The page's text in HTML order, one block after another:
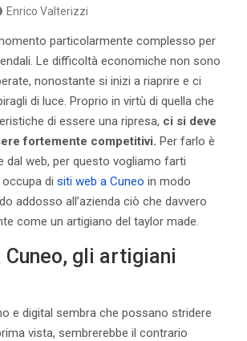
Enrico Valterizzi
particolarmente complesso per
Le difficoltà economiche non sono
nonostante si inizi a riaprire e ci
di luce. Proprio in virtù di quella che
di essere una ripresa, ci si deve
fortemente competitivi. Per farlo è
dal web, per questo vogliamo farti
di siti web a Cuneo in modo
addosso all’azienda ciò che davvero
come un artigiano del taylor made.
Cuneo, gli artigiani
e digital sembra che possano stridere
vista, sembrerebbe il contrario